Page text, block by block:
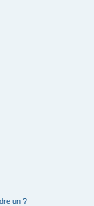
un ?